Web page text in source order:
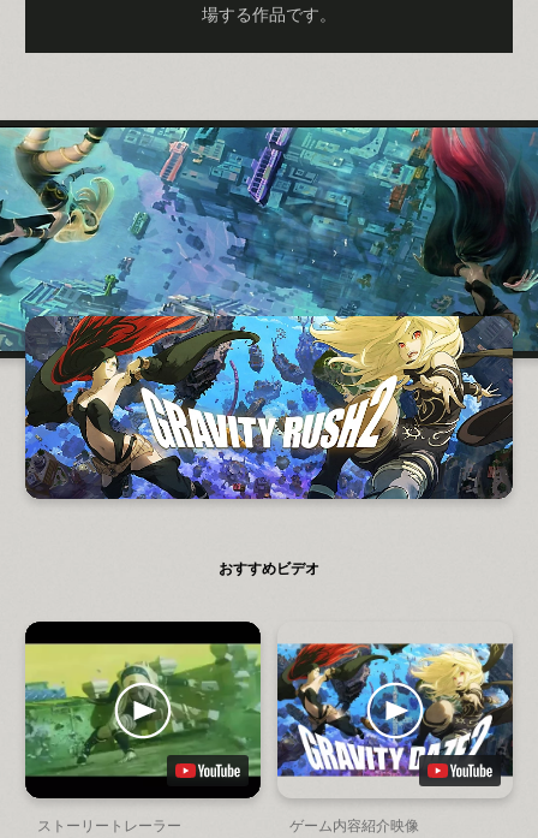
場する作品です。
おすすめビデオ
ストーリートレーラー ゲーム内容紹介映像